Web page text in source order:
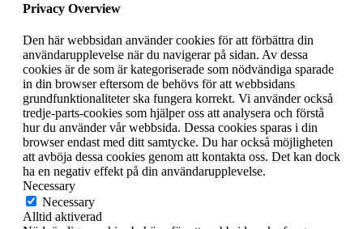
Privacy Overview
Den här webbsidan använder cookies för att förbättra din
användarupplevelse när du navigerar på sidan. Av dessa
cookies är de som är kategoriserade som nödvändiga sparade
in din browser eftersom de behövs för att webbsidans
grundfunktionaliteter ska fungera korrekt. Vi använder också
tredje-parts-cookies som hjälper oss att analysera och förstå
hur du använder vår webbsida. Dessa cookies sparas i din
browser endast med ditt samtycke. Du har också möjligheten
att avböja dessa cookies genom att kontakta oss. Det kan dock
ha en negativ effekt på din användarupplevelse.
Necessary
Necessary
Alltid aktiverad